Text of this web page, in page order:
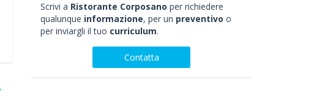
Scrivi a Ristorante Corposano per richiedere
qualunque informazione, per un preventivo o
per inviargli il tuo curriculum.
Contatta